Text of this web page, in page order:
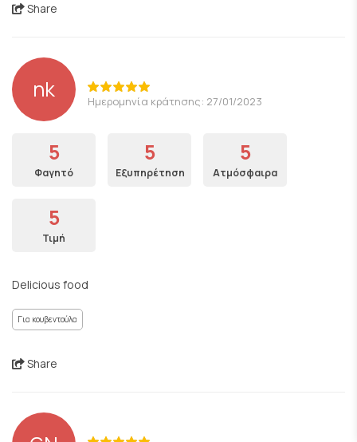
Share
nk Ημερομηνία κράτησης: 27/01/2023
5
Φαγητό
5
Εξυπηρέτηση
5
Ατμόσφαιρα
5
Τιμή
Delicious food
Για κουβεντούλα
Share